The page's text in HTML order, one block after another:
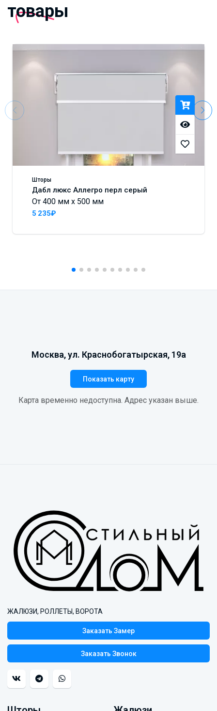
товары
Шторы
Дабл люкс Аллегро перл серый
От 400 мм x 500 мм
5 235₽
Москва, ул. Краснобогатырская, 19а
Показать карту
Карта временно недоступна. Адрес указан выше.
ЖАЛЮЗИ, РОЛЛЕТЫ, ВОРОТА
Заказать Замер
Заказать Звонок